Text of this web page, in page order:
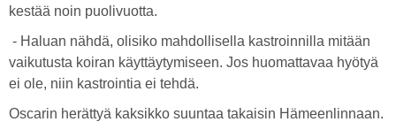
kestää noin puolivuotta.
- Haluan nähdä, olisiko mahdollisella kastroinnilla mitään
vaikutusta koiran käyttäytymiseen. Jos huomattavaa hyötyä
ei ole, niin kastrointia ei tehdä.
Oscarin herättyä kaksikko suuntaa takaisin Hämeenlinnaan.